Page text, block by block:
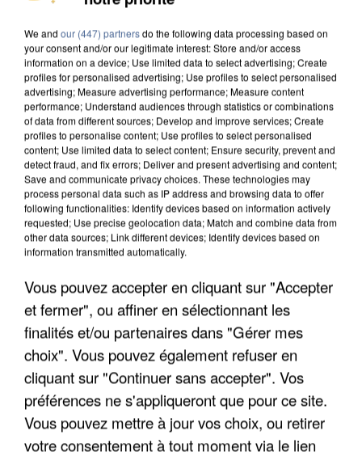
APRÈS TOUTES CES CANICULES, LES REFUGES
DE FAUNE SAUVAGE SONT...
We and our (447) partnersdo the following data processing based on
your consent and/or our legitimate interest: Store and/or access
information on a device; Use limited data to select advertising; Create
profiles for personalised advertising; Use profiles to select personalised
advertising; Measure advertising performance; Measure content
performance; Understand audiences through statistics or combinations
of data from different sources; Develop and improve services; Create
profiles to personalise content; Use profiles to select personalised
content; Use limited data to select content; Ensure security, prevent and
detect fraud, and fix errors; Deliver and present advertising and content;
Save and communicate privacy choices. These technologies may
process personal data such as IP address and browsing data to offer
following functionalities: Identify devices based on information actively
requested; Use precise geolocation data; Match and combine data from
other data sources; Link different devices; Identify devices based on
information transmitted automatically.
Vous pouvez accepter en cliquant sur "Accepter
et fermer", ou affiner en sélectionnant les
finalités et/ou partenaires dans "Gérer mes
choix". Vous pouvez également refuser en
cliquant sur "Continuer sans accepter". Vos
préférences ne s'appliqueront que pour ce site.
Vous pouvez mettre à jour vos choix, ou retirer
votre consentement à tout moment via le lien